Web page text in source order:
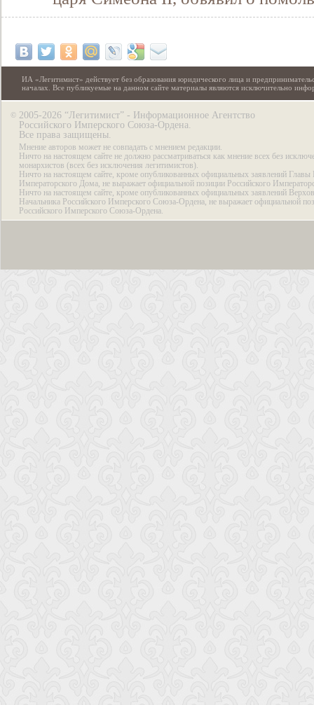
ИА «Легитимист» действует без образования юридического лица и
началах. Все публикуемые на данном сайте материалы являются исключительно
© 2005-2026 “Легитимист” - Информационное Агентство
Российского Имперского Союза-Ордена.
Все права защищены.
Мнение авторов может не совпадать с мнением редакции.
Ничто на настоящем сайте не должно рассматриваться как мнение всех без
монархистов (всех без исключения легитимистов).
Ничто на настоящем сайте, кроме опубликованных официальных заявлений Главы
Императорского Дома, не выражает официальной позиции Российского
Ничто на настоящем сайте, кроме опубликованных официальных заявлений
Начальника Российского Имперского Союза-Ордена, не выражает официальной
Российского Имперского Союза-Ордена.